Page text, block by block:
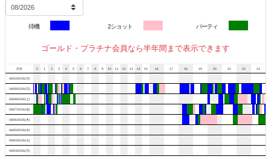
✧ ˖ ───────── ✧ ˖ ───────── ✧ ˖
最初は少し緊張しています(〃艸〃)
結婚して26年、夫とは18歳差です。
「年齢とともに落ち着くものじゃないの？」
していたこともあって、話しかけにくい印象を
待機 2ショット パーティ
ゴールド・プラチナ会員なら半年間まで表示できます
日付 0 1 2 3 4 5 6 7 8 9 10 11 12 13 14 15 16 17 18 19 20 21 22 23
08/10/2026(月)
08/09/2026(日)
08/08/2026(土)
08/07/2026(金)
08/06/2026(木)
08/05/2026(水)
08/04/2026(火)
08/03/2026(月)